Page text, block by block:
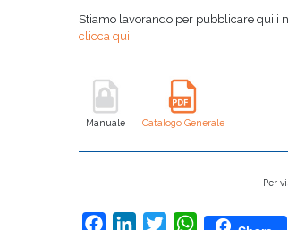
Stiamo lavorando per pubblicare qui i
clicca qui.
Manuale Catalogo Generale
Per
FacebookLinkedInTwitterWhatsApp